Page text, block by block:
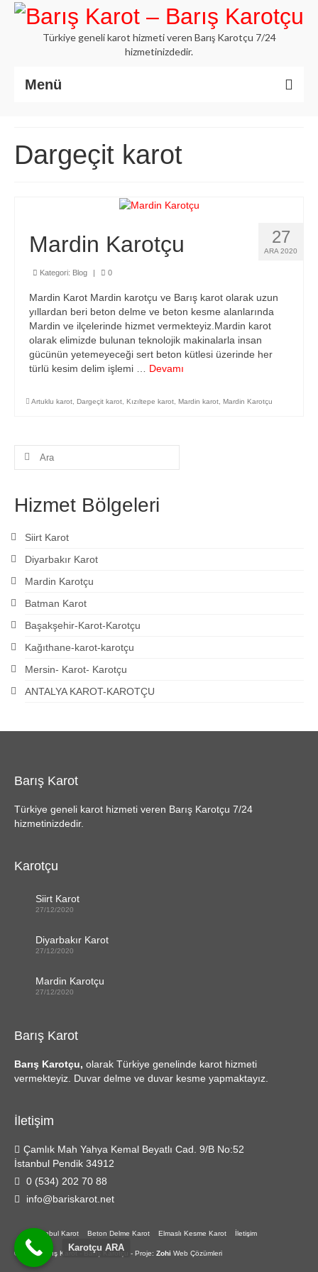
Türkiye geneli karot hizmeti veren Barış Karotçu 7/24
hizmetinizdedir.
Menü
Hakkımızda
Beton Delme Karot
Elmaslı Kesme Karot
Hizmetlerimiz
Blog
İletişim
Dargeçit karot
27
ARA 2020
Mardin Karotçu
Kategori: Blog | 0
Mardin Karot Mardin karotçu ve Barış karot olarak uzun
yıllardan beri beton delme ve beton kesme alanlarında
Mardin ve ilçelerinde hizmet vermekteyiz.Mardin karot
olarak elimizde bulunan teknolojik makinalarla insan
gücünün yetemeyeceği sert beton kütlesi üzerinde her
türlü kesim delim işlemi … Devamı
Artuklu karot Dargeçit karot Kızıltepe karot Mardin karot Mardin Karotçu
Şunu
Hizmet Bölgeleri
Siirt Karot
Diyarbakır Karot
Mardin Karotçu
Batman Karot
Başakşehir-Karot-Karotçu
Kağıthane-karot-karotçu
Mersin- Karot- Karotçu
ANTALYA KAROT-KAROTÇU
Barış Karot
Türkiye geneli karot hizmeti veren Barış Karotçu 7/24
hizmetinizdedir.
Karotçu
Siirt Karot
27/12/2020
Diyarbakır Karot
27/12/2020
Mardin Karotçu
27/12/2020
Barış Karot
Barış Karotçu, olarak Türkiye genelinde karot hizmeti
vermekteyiz. Duvar delme ve duvar kesme yapmaktayız.
İletişim
Çamlık Mah Yahya Kemal Beyatlı Cad. 9/B No:52
İstanbul Pendik 34912
0 (534) 202 70 88
info@bariskarot.net
İstanbul Karot Beton Delme Karot Elmaslı Kesme Karot İletişim
© 2026 Barış Karot - Barış Karotçu - Proje: Zohi Web Çözümleri
Karotçu ARA